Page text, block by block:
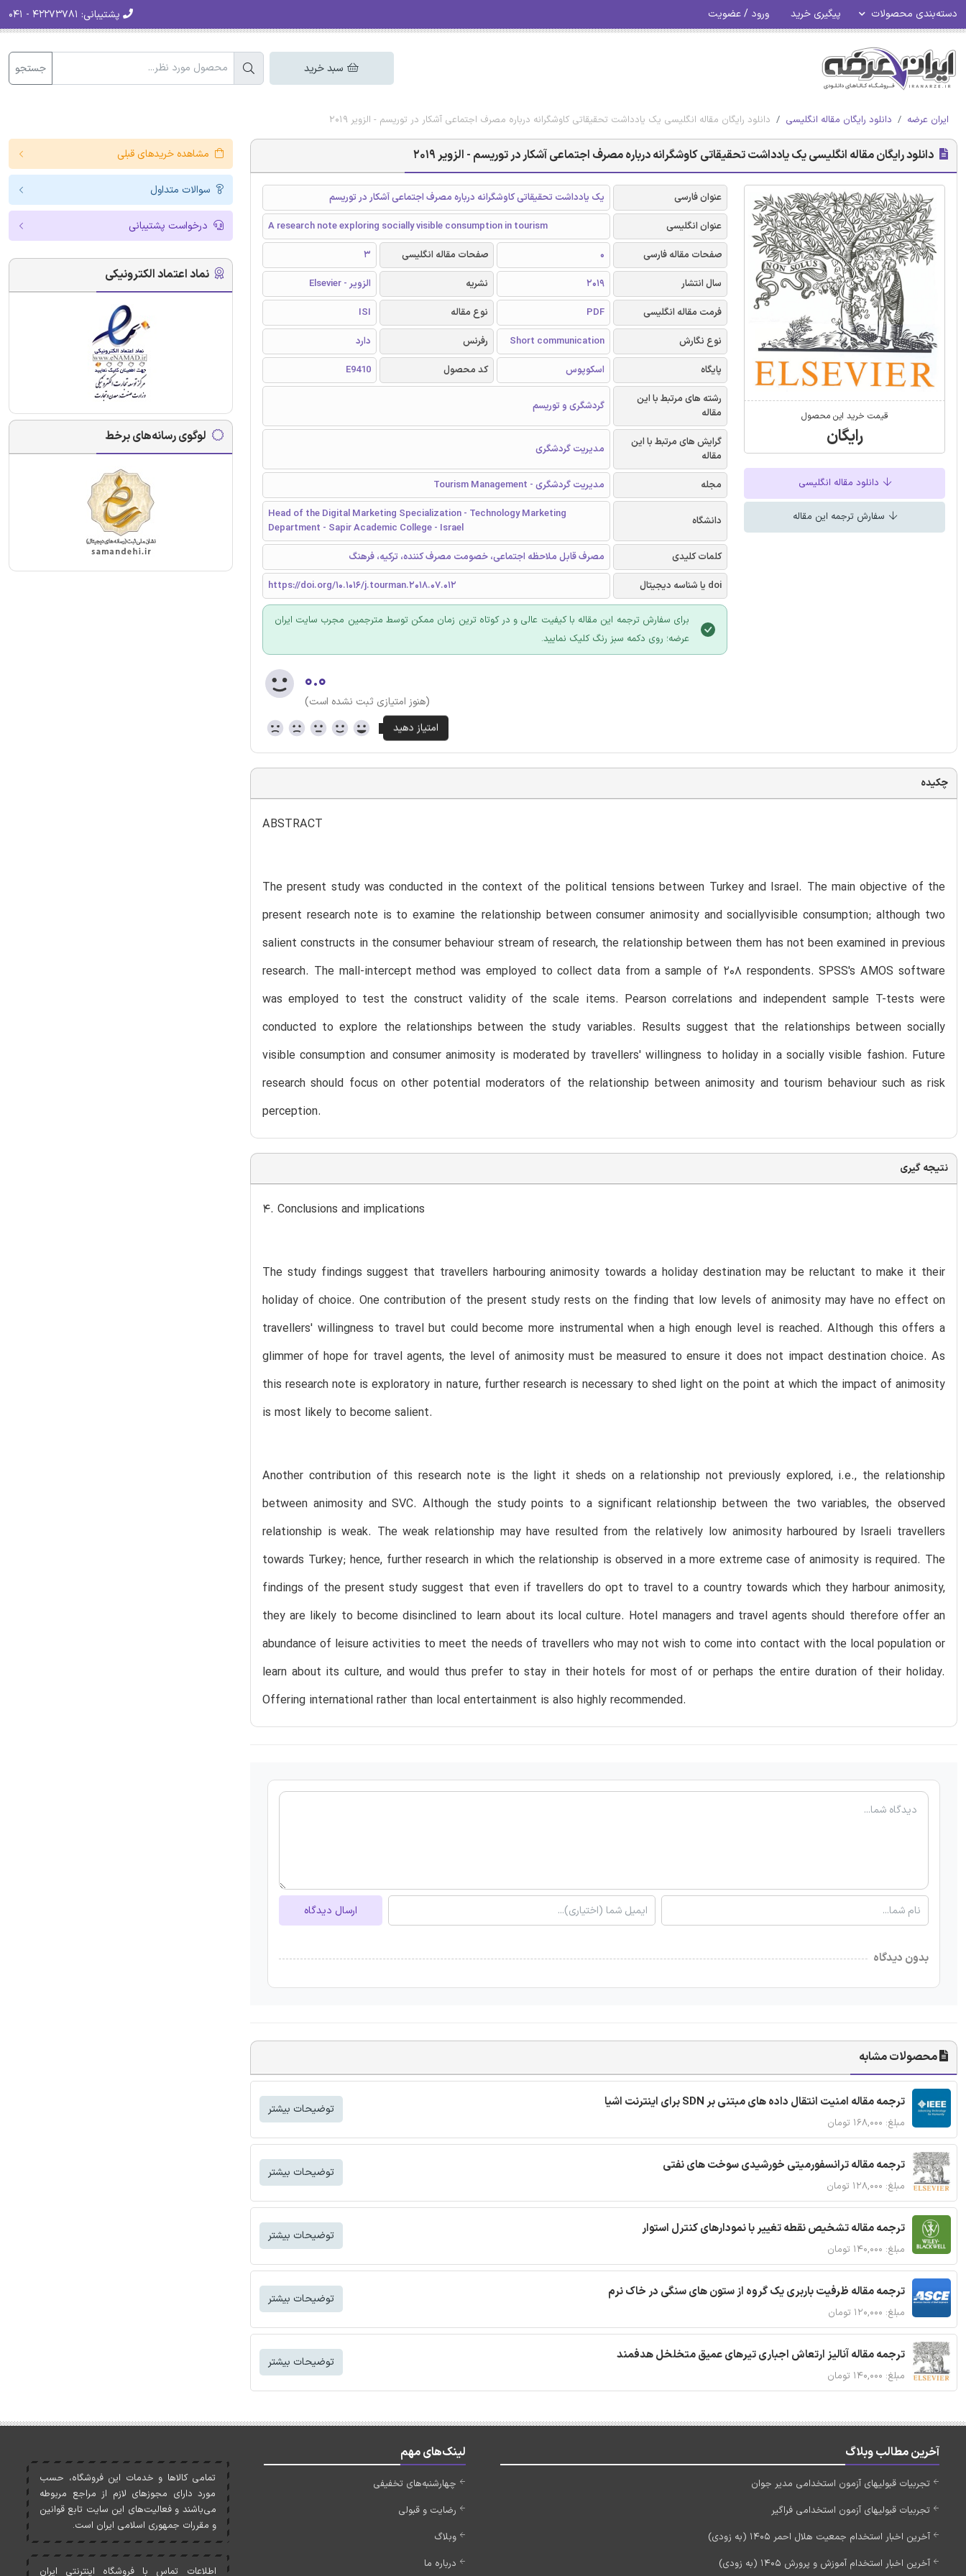
دسته‌بندی محصولات پیگیری خرید ورود / عضویت پشتیبانی:
سبد خرید جستجو
ایران عرضه دانلود رایگان مقاله انگلیسی دانلود رایگان مقاله انگلیسی یک یادداشت تحقیقاتی کاوشگرانه درباره مصرف اجتماعی آشکار در توریسم - الزویر 2019
دانلود رایگان مقاله انگلیسی یک یادداشت تحقیقاتی کاوشگرانه درباره مصرف اجتماعی آشکار در توریسم - الزویر 2019
قیمت خرید این محصول
رایگان
دانلود مقاله انگلیسی
سفارش ترجمه این مقاله
عنوان فارسی
یک یادداشت تحقیقاتی کاوشگرانه درباره مصرف اجتماعی آشکار در توریسم
عنوان انگلیسی
A research note exploring socially visible consumption in tourism
صفحات مقاله فارسی
0 صفحات مقاله انگلیسی
3
سال انتشار
2019 نشریه
الزویر - Elsevier
فرمت مقاله انگلیسی
PDF نوع مقاله
ISI
نوع نگارش
Short communication رفرنس
دارد
پایگاه
اسکوپوس کد محصول
E9410
رشته های مرتبط با این
مقاله
گردشگری و توریسم
گرایش های مرتبط با این
مقاله
مدیریت گردشگری
مجله مدیریت گردشگری - Tourism Management
دانشگاه
Head of the Digital Marketing Specialization - Technology Marketing
Department - Sapir Academic College - Israel
کلمات کلیدی
مصرف قابل ملاحظه اجتماعی، خصومت مصرف کننده، ترکیه، فرهنگ
doi یا شناسه دیجیتال
https://doi.org/10.1016/j.tourman.2018.07.012
برای سفارش ترجمه این مقاله با کیفیت عالی و در کوتاه ترین زمان ممکن توسط مترجمین مجرب سایت ایران
عرضه؛ روی دکمه سبز رنگ کلیک نمایید.
۰.۰
(هنوز امتیازی ثبت نشده است)
چکیده
ABSTRACT
The present study was conducted in the context of the political tensions between Turkey and Israel. The main objective of the
present research note is to examine the relationship between consumer animosity and sociallyvisible consumption; although two
salient constructs in the consumer behaviour stream of research, the relationship between them has not been examined in previous
research. The mall-intercept method was employed to collect data from a sample of 208 respondents. SPSS's AMOS software
was employed to test the construct validity of the scale items. Pearson correlations and independent sample T-tests were
conducted to explore the relationships between the study variables. Results suggest that the relationships between socially
visible consumption and consumer animosity is moderated by travellers' willingness to holiday in a socially visible fashion. Future
research should focus on other potential moderators of the relationship between animosity and tourism behaviour such as risk
perception.
نتیجه گیری
4. Conclusions and implications
The study findings suggest that travellers harbouring animosity towards a holiday destination may be reluctant to make it their
holiday of choice. One contribution of the present study rests on the finding that low levels of animosity may have no effect on
travellers' willingness to travel but could become more instrumental when a high enough level is reached. Although this offers a
glimmer of hope for travel agents, the level of animosity must be measured to ensure it does not impact destination choice. As
this research note is exploratory in nature, further research is necessary to shed light on the point at which the impact of animosity
is most likely to become salient.
Another contribution of this research note is the light it sheds on a relationship not previously explored, i.e., the relationship
between animosity and SVC. Although the study points to a significant relationship between the two variables, the observed
relationship is weak. The weak relationship may have resulted from the relatively low animosity harboured by Israeli travellers
towards Turkey; hence, further research in which the relationship is observed in a more extreme case of animosity is required. The
findings of the present study suggest that even if travellers do opt to travel to a country towards which they harbour animosity,
they are likely to become disinclined to learn about its local culture. Hotel managers and travel agents should therefore offer an
abundance of leisure activities to meet the needs of travellers who may not wish to come into contact with the local population or
learn about its culture, and would thus prefer to stay in their hotels for most of or perhaps the entire duration of their holiday.
Offering international rather than local entertainment is also highly recommended.
ارسال دیدگاه
بدون دیدگاه
محصولات مشابه
ترجمه مقاله امنیت انتقال داده های مبتنی بر SDN برای اینترنت اشیا
مبلغ: ۱۶۸,۰۰۰ تومان
توضیحات بیشتر
ترجمه مقاله ترانسفورمیتی خورشیدی سوخت های نفتی
مبلغ: ۱۲۸,۰۰۰ تومان
توضیحات بیشتر
ترجمه مقاله تشخیص نقطه تغییر با نمودارهای کنترل استوار
مبلغ: ۱۴۰,۰۰۰ تومان
توضیحات بیشتر
ترجمه مقاله ظرفیت باربری یک گروه از ستون های سنگی در خاک نرم
مبلغ: ۱۲۰,۰۰۰ تومان
توضیحات بیشتر
ترجمه مقاله آنالیز ارتعاش اجباری تیرهای عمیق متخلخل هدفمند
مبلغ: ۱۴۰,۰۰۰ تومان
توضیحات بیشتر
مشاهده خریدهای قبلی
سوالات متداول
درخواست پشتیبانی
نماد اعتماد الکترونیکی
لوگوی رسانه‌های برخط
آخرین مطالب وبلاگ
تجربیات قبولیهای آزمون استخدامی مدیر جوان
تجربیات قبولیهای آزمون استخدامی فراگیر
آخرین اخبار استخدام جمعیت هلال احمر 1405 (به زودی)
آخرین اخبار استخدام آموزش و پرورش 1405 (به زودی)
لینک‌های مهم
چهارشنبه‌های تخفیفی
رضایت و قبولی
وبلاگ
درباره ما
تمامی کالاها و خدمات اين فروشگاه، حسب
مورد دارای مجوزهای لازم از مراجع مربوطه
می‌باشند و فعاليت‌های اين سايت تابع قوانين
و مقررات جمهوری اسلامی ايران است.
اطلاعات تماس با فروشگاه اینترنتی ایران